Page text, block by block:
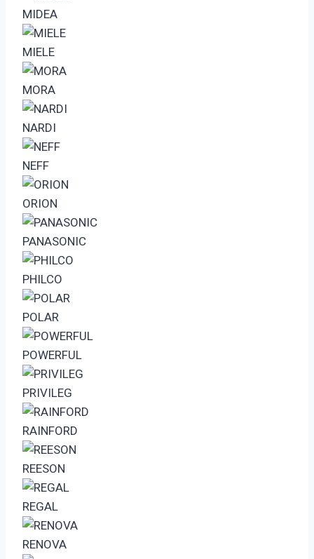
MIDEA
MIELE
MORA
NARDI
NEFF
ORION
PANASONIC
PHILCO
POLAR
POWERFUL
PRIVILEG
RAINFORD
REESON
REGAL
RENOVA